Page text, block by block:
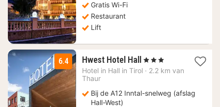
Gratis Wi-Fi
Restaurant
Lift
6.4 Hwest Hotel Hall
1
nacht
€
, 3 Sterren
Hotel in Hall in Tirol · 2.2 km van
Thaur
Bij de A12 Inntal-snelweg (afslag
Hall-West)